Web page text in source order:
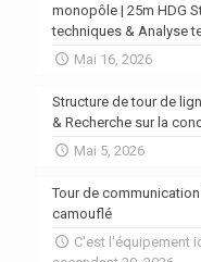
monopôle | 25m HDG
techniques & Analyse
Mai 16, 2026
Structure de tour de
& Recherche sur la
Mai 5, 2026
Tour de
camouflé
C'est l'équipement